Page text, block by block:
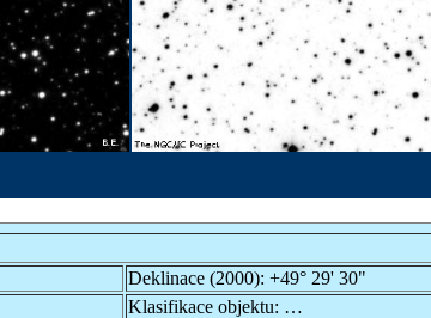
Deklinace (2000): +49° 29' 30"
Klasifikace objektu: …